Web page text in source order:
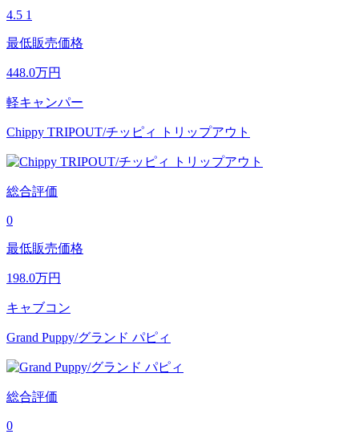
4.5 1
最低販売価格
448.0万円
軽キャンパー
Chippy TRIPOUT/チッピィ トリップアウト
総合評価
0
最低販売価格
198.0万円
キャブコン
Grand Puppy/グランド パピィ
総合評価
0